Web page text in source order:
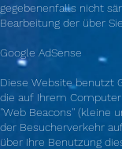
gegebenenfalls nicht
Bearbeitung der über
Google AdSense
Diese Website benutzt
die auf Ihrem
''Web Beacons'' (kleine
der Besucherverkehr
über Ihre Benutzung